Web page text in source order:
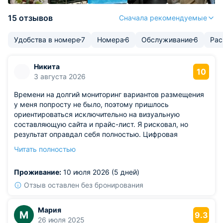
15 отзывов Сначала рекомендуемые
Удобства в номере7 Номера 6 Обслуживание6
Никита
3 августа 2026
10
Времени на долгий мониторинг вариантов размещения
у меня попросту не было, поэтому пришлось
ориентироваться исключительно на визуальную
составляющую сайта и прайс-лист. Я рисковал, но
результат оправдал себя полностью. Цифровая
при оформлении прибытия на стойке рецепции не
гостеприимство: любая моя просьба выполнялась
незамедлительно, будь то предоставление фена или
проявляется в деталях, формируя сервис
исключительного класса. Меня особенно впечатлила
Читать полностью
Проживание: 10 июля 2026 (5 дней)
Отзыв оставлен без бронирования
М
Мария
26 июля 2025
9.3